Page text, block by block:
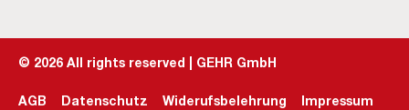
© 2026 All rights reserved | GEHR GmbH
AGB Datenschutz Widerufsbelehrung Impressum